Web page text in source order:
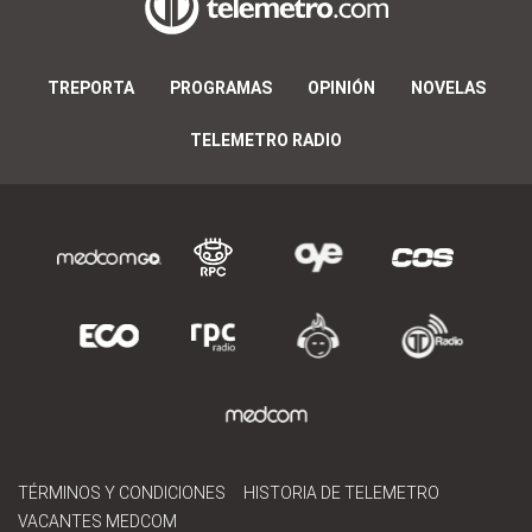
TREPORTA PROGRAMAS OPINIÓN NOVELAS
TELEMETRO RADIO
TÉRMINOS Y CONDICIONES
HISTORIA DE TELEMETRO
VACANTES MEDCOM